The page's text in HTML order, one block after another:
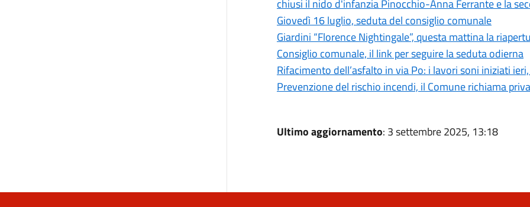
chiusi il nido d'infanzia Pinocchio-Anna Ferrante e la
Giovedì 16 luglio, seduta del consiglio comunale
Giardini “Florence Nightingale”, questa mattina la
Consiglio comunale, il link per seguire la seduta odierna
Rifacimento dell’asfalto in via Po: i lavori soni iniziati
Prevenzione del rischio incendi, il Comune richiama
Ultimo aggiornamento: 3 settembre 2025, 13:18